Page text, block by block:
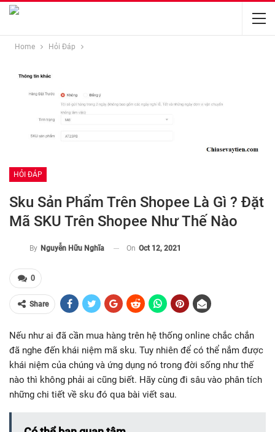
Home Hỏi Đáp
HỎI ĐÁP
Sku Sản Phẩm Trên Shopee Là Gì ? Đặt
Mã SKU Trên Shopee Như Thế Nào
By Nguyễn Hữu Nghĩa On Oct 12, 2021
0
Share
Nếu như ai đã cần mua hàng trên hệ thống online chắc chắn
đã nghe đến khái niệm mã sku. Tuy nhiên để có thể nắm được
khái niệm của chúng và ứng dụng nó trong đời sống như thế
nào thì không phải ai cũng biết. Hãy cùng đi sâu vào phân tích
những chi tiết về sku đó qua bài viết sau.